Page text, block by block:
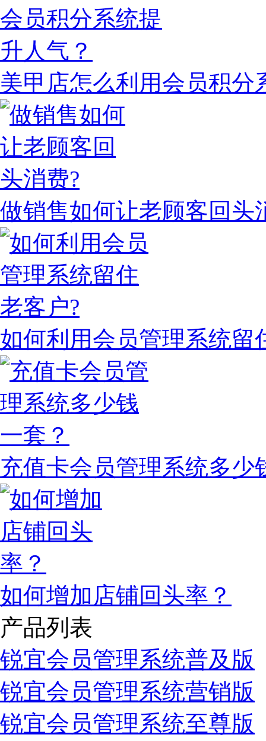
美甲店怎么利用会员积分
做销售如何让老顾客回头
如何利用会员管理系统留
充值卡会员管理系统多少
如何增加店铺回头率？
产品列表
锐宜会员管理系统普及版
锐宜会员管理系统营销版
锐宜会员管理系统至尊版